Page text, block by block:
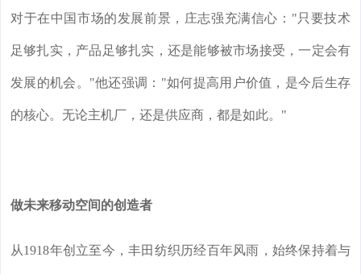
对于在中国市场的发展前景，庄志强充满信心："只要技术
足够扎实，产品足够扎实，还是能够被市场接受，一定会有
发展的机会。"他还强调："如何提高用户价值，是今后生存
的核心。无论主机厂，还是供应商，都是如此。"
做未来移动空间的创造者
从1918年创立至今，丰田纺织历经百年风雨，始终保持着与